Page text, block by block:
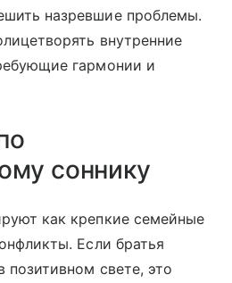
назревшие проблемы.
внутренние
гармонии и
соннику
как крепкие семейные
Если братья
позитивном свете, это